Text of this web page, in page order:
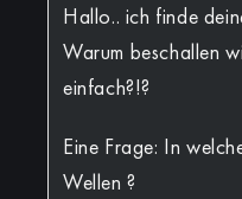
Hallo.. ich finde
Warum beschallen
einfach?!?
Eine Frage: In
Wellen ?